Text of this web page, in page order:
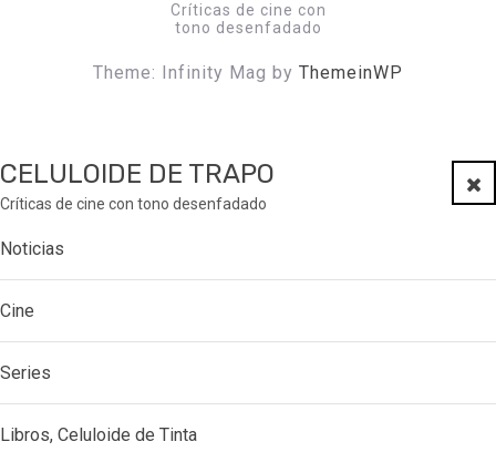
Críticas de cine con
tono desenfadado
Theme: Infinity Mag by ThemeinWP
CELULOIDE DE TRAPO
Críticas de cine con tono desenfadado
Noticias
Cine
Series
Libros, Celuloide de Tinta